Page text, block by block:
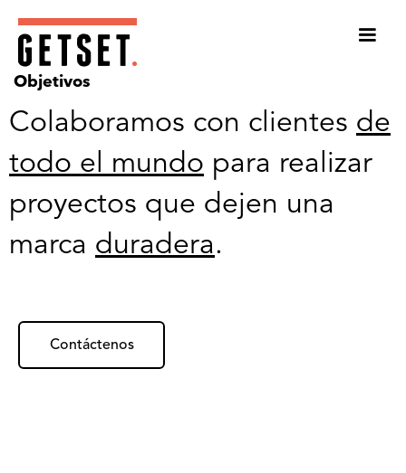
Objetivos
Colaboramos con clientes de
todo el mundo para realizar
proyectos que dejen una
marca duradera.
Contáctenos